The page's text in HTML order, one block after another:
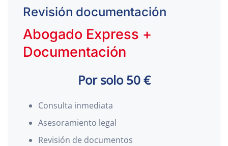
Revisión documentación
Abogado Express +
Documentación
Por solo 50 €
Consulta inmediata
Asesoramiento legal
Revisión de documentos